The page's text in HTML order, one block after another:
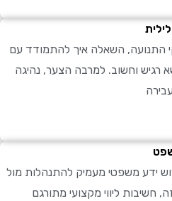
השאלה איך להתמודד עם
וחשוב. למרבה הצער, נהיגה
משפטי מעמיק להתנהלות מול
ליווי מקצועי מתורגם